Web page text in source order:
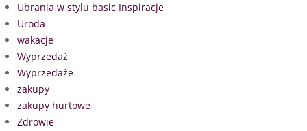
Ubrania w stylu basic Inspiracje
Uroda
wakacje
Wyprzedaż
Wyprzedaże
zakupy
zakupy hurtowe
Zdrowie